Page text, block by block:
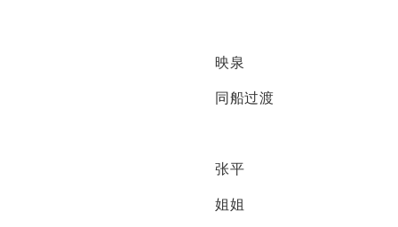
映泉
同船过渡
张平
姐姐